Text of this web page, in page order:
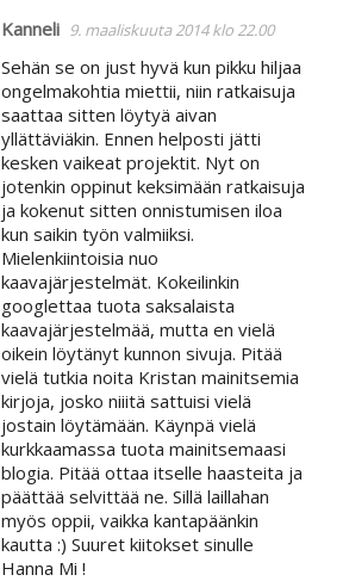
Kanneli 9. maaliskuuta 2014 klo 22.00
Sehän se on just hyvä kun pikku hiljaa
ongelmakohtia miettii, niin ratkaisuja
saattaa sitten löytyä aivan
yllättäviäkin. Ennen helposti jätti
kesken vaikeat projektit. Nyt on
jotenkin oppinut keksimään ratkaisuja
ja kokenut sitten onnistumisen iloa
kun saikin työn valmiiksi.
Mielenkiintoisia nuo
kaavajärjestelmät. Kokeilinkin
googlettaa tuota saksalaista
kaavajärjestelmää, mutta en vielä
oikein löytänyt kunnon sivuja. Pitää
vielä tutkia noita Kristan mainitsemia
kirjoja, josko niiitä sattuisi vielä
jostain löytämään. Käynpä vielä
kurkkaamassa tuota mainitsemaasi
blogia. Pitää ottaa itselle haasteita ja
päättää selvittää ne. Sillä laillahan
myös oppii, vaikka kantapäänkin
kautta :) Suuret kiitokset sinulle
Hanna Mi !